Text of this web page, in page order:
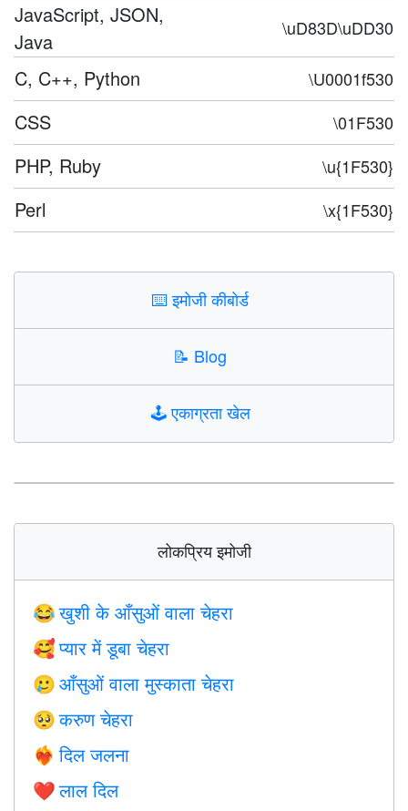
JavaScript, JSON,
Java
\uD83D\uDD30
C, C++, Python \U0001f530
CSS \01F530
PHP, Ruby \u{1F530}
Perl \x{1F530}
⌨️इमोजी कीबोर्ड
📝 Blog
🕹️एकाग्रता खेल
लोकप्रिय इमोजी
😂 खुशी के आँसुओं वाला चेहरा
🥰 प्यार में डूबा चेहरा
🥲 आँसुओं वाला मुस्काता चेहरा
🥺 करुण चेहरा
❤️‍🔥 दिल जलना
❤️ लाल दिल